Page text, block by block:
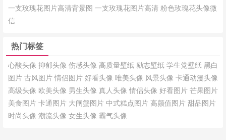
一支玫瑰花图片高清背景图 一支玫瑰花图片高清 粉色玫瑰花头像微
信
热门标签
心酸头像 抑郁头像 伤感头像 高质量壁纸 励志壁纸 学生党壁纸 黑白
图片 古风图片 情侣图片 好看头像 唯美头像 风景头像 卡通动漫头像
高级头像 欧美头像 男生头像 真人头像 情侣头像 好看图片 芒果图片
美食图片 卡通图片 大闸蟹图片 中式糕点图片 高颜值图片 甜品图片
时尚头像 潮流头像 女生头像 霸气头像